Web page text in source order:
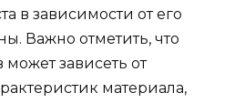
в зависимости от его
Важно отметить, что
может зависеть от
материала,